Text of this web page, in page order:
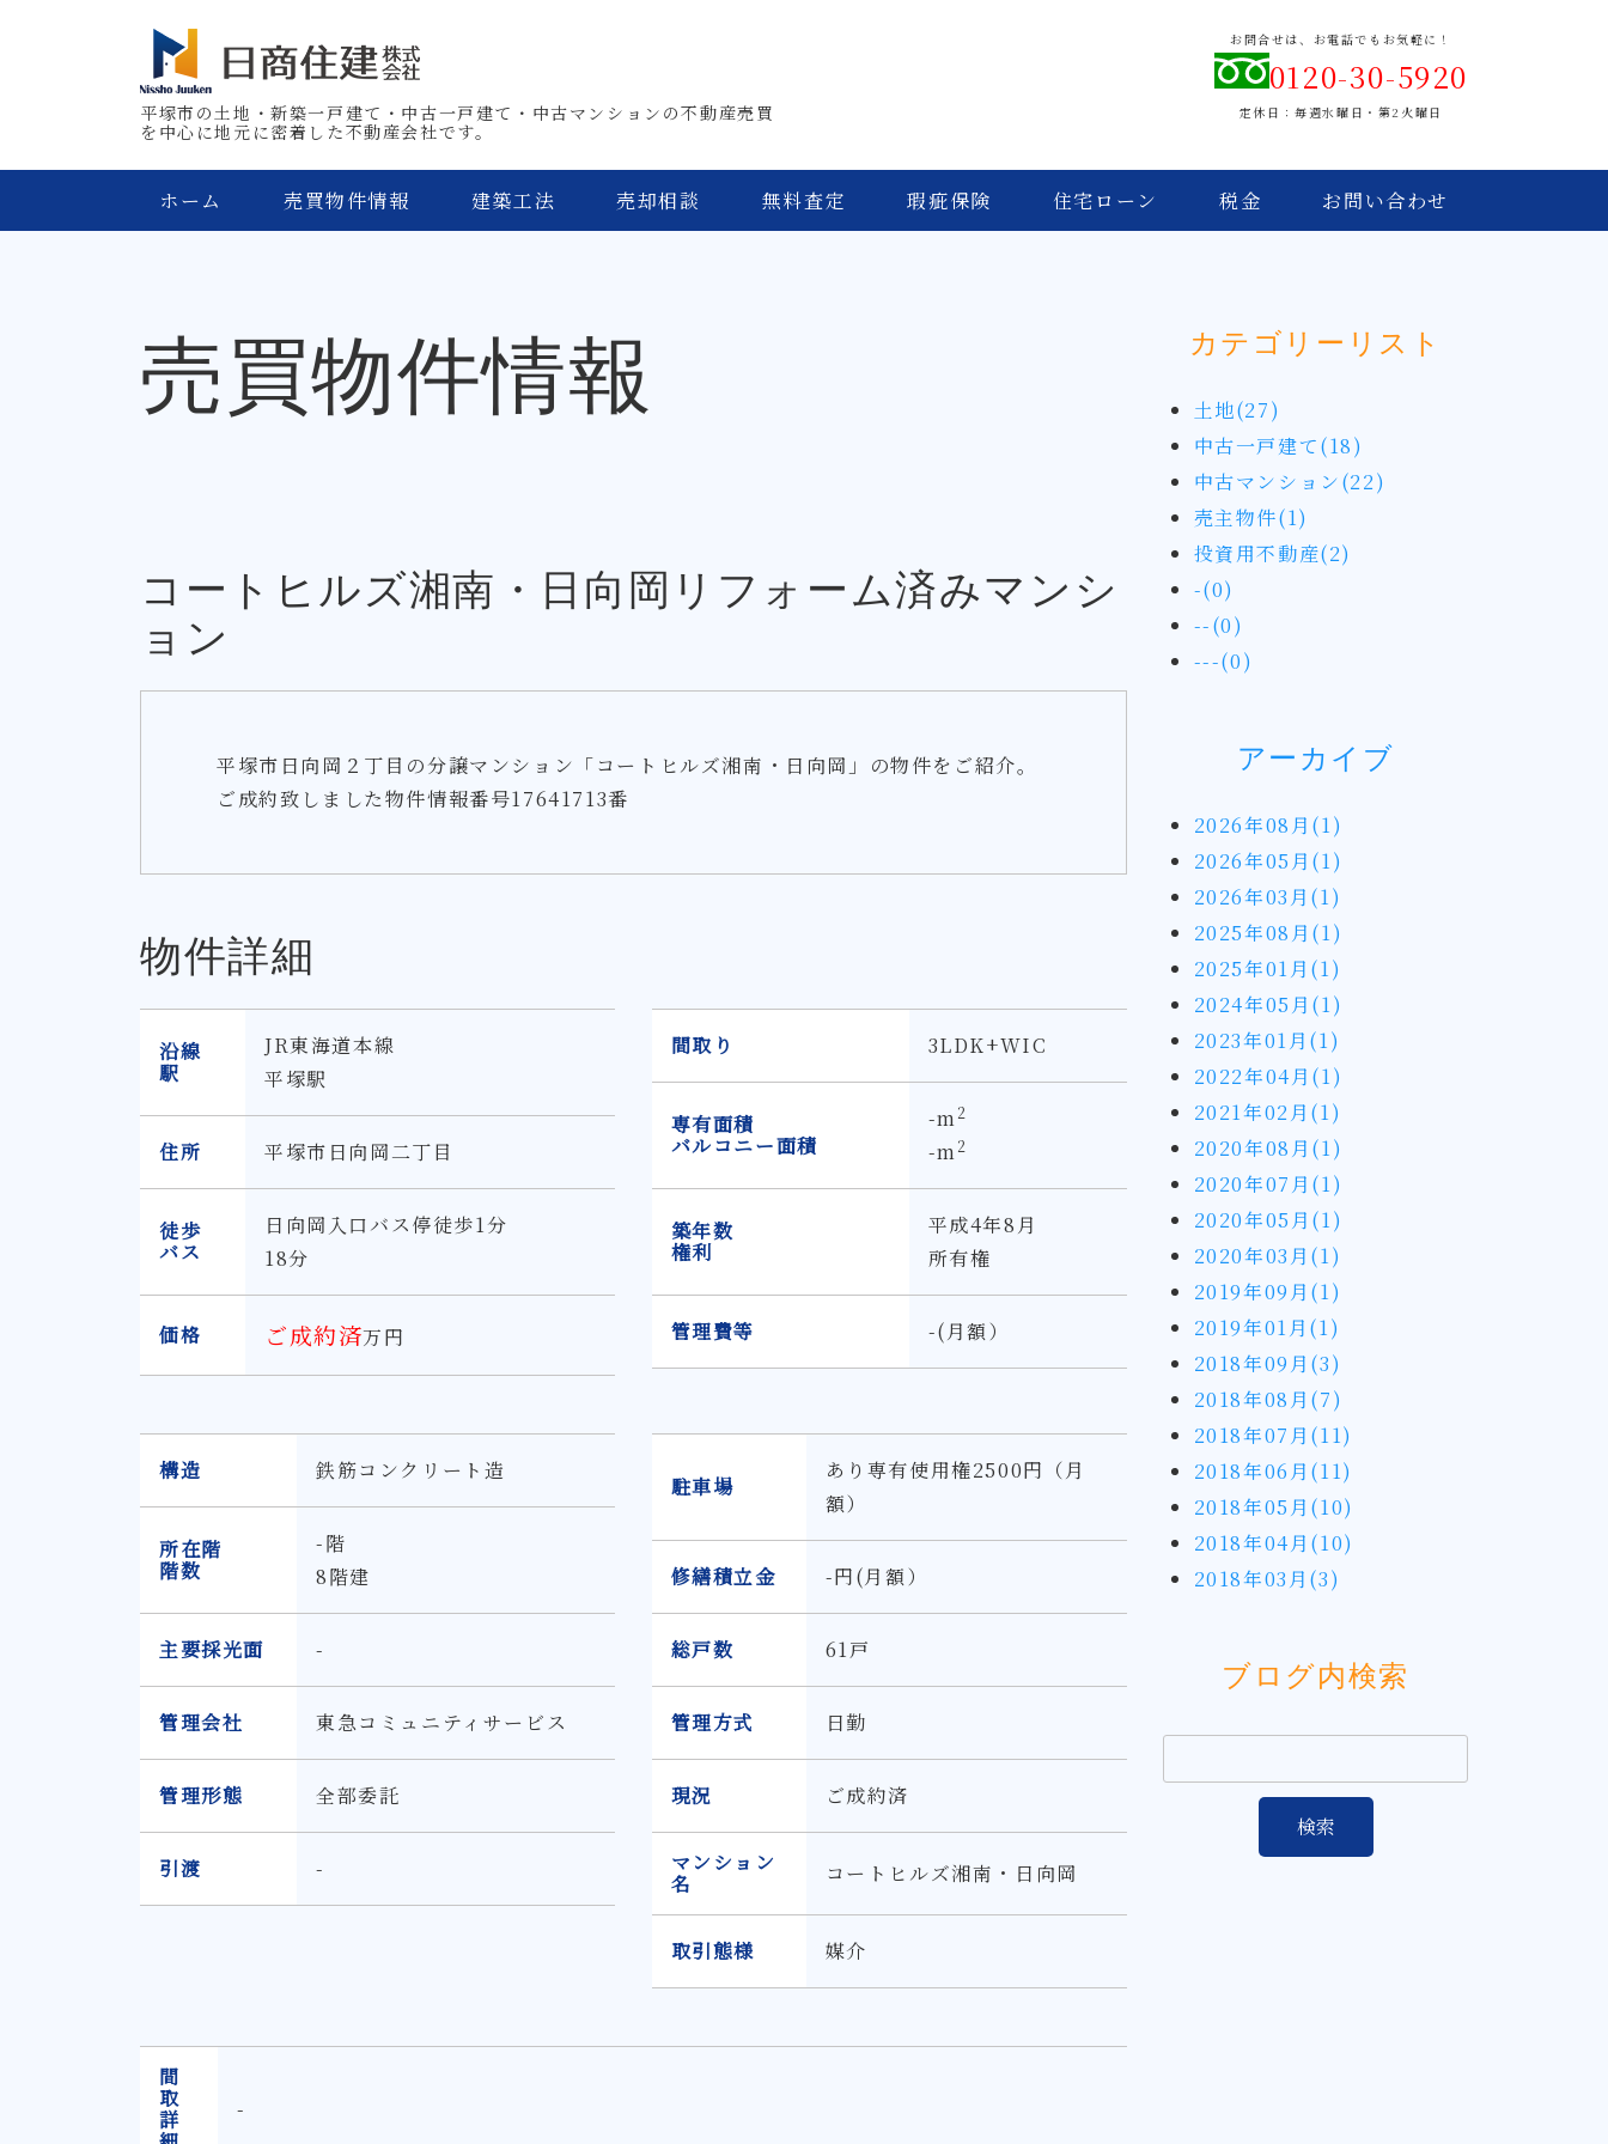
平塚市の土地・新築一戸建て・中古一戸建て・中古マンションの不動産売買
を中心に地元に密着した不動産会社です。
お問合せは、お電話でもお気軽に！
0120-30-5920
定休日：毎週水曜日・第2火曜日
ホーム 売買物件情報 建築工法 売却相談 無料査定 瑕疵保険 住宅ローン 税金 お問い合わせ
売買物件情報
コートヒルズ湘南・日向岡リフォーム済みマンシ
ョン
平塚市日向岡２丁目の分譲マンション「コートヒルズ湘南・日向岡」の物件をご紹介。
ご成約致しました物件情報番号17641713番
物件詳細
沿線
駅
JR東海道本線
平塚駅
住所 平塚市日向岡二丁目
徒歩
バス
日向岡入口バス停徒歩1分
18分
価格 ご成約済万円
間取り 3LDK+WIC
専有面積
バルコニー面積
-m2
-m2
築年数
権利
平成4年8月
所有権
管理費等 -(月額）
構造 鉄筋コンクリート造
所在階
階数
-階
8階建
主要採光面 -
管理会社 東急コミュニティサービス
管理形態 全部委託
引渡 -
駐車場
あり専有使用権2500円（月
額）
修繕積立金 -円(月額）
総戸数 61戸
管理方式 日勤
現況 ご成約済
マンション
名 コートヒルズ湘南・日向岡
取引態様 媒介
間
取
詳 -
カテゴリーリスト
土地(27)
中古一戸建て(18)
中古マンション(22)
売主物件(1)
投資用不動産(2)
-(0)
--(0)
---(0)
アーカイブ
2026年08月(1)
2026年05月(1)
2026年03月(1)
2025年08月(1)
2025年01月(1)
2024年05月(1)
2023年01月(1)
2022年04月(1)
2021年02月(1)
2020年08月(1)
2020年07月(1)
2020年05月(1)
2020年03月(1)
2019年09月(1)
2019年01月(1)
2018年09月(3)
2018年08月(7)
2018年07月(11)
2018年06月(11)
2018年05月(10)
2018年04月(10)
2018年03月(3)
ブログ内検索